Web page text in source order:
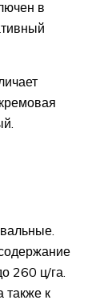
в
260 ц/га.
также к